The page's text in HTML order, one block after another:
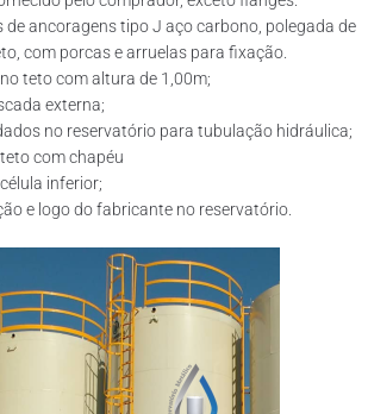
de ancoragens tipo J aço carbono, polegada de
com porcas e arruelas para fixação.
teto com altura de 1,00m;
externa;
no reservatório para tubulação hidráulica;
com chapéu
inferior;
e logo do fabricante no reservatório.